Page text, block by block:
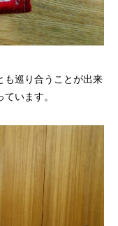
も巡り合うことが出来
います。